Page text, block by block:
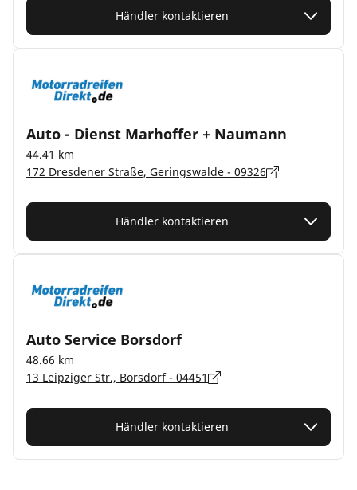
Händler kontaktieren
Auto - Dienst Marhoffer + Naumann
44.41 km
172 Dresdener Straße, Geringswalde - 09326
Händler kontaktieren
Auto Service Borsdorf
48.66 km
13 Leipziger Str., Borsdorf - 04451
Händler kontaktieren